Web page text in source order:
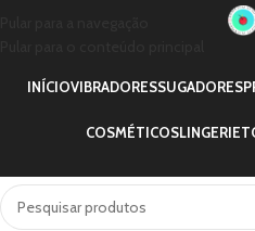
INÍCIOVIBRADORESSUGADORES
COSMÉTICOSLINGERIE